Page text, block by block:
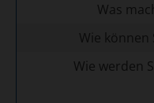
Was
Wie können
Wie werden